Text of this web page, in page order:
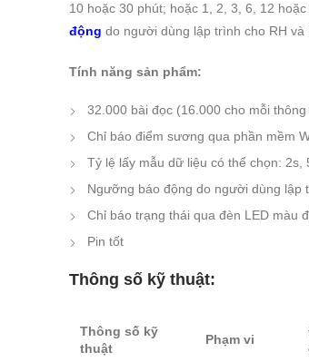
10 hoặc 30 phút; hoặc 1, 2, 3, 6, 12
động do người dùng lập trình cho RH
Tính năng sản phẩm:
32.000 bài đọc (16.000 cho mỗi
Chỉ báo điểm sương qua phần mềm
Tỷ lệ lấy mẫu dữ liệu có thể chọn:
Ngưỡng báo động do người dùng lập
Chỉ báo trạng thái qua đèn LED màu
Pin tốt
Thông số kỹ thuật:
Thông số kỹ
thuật
Phạm vi